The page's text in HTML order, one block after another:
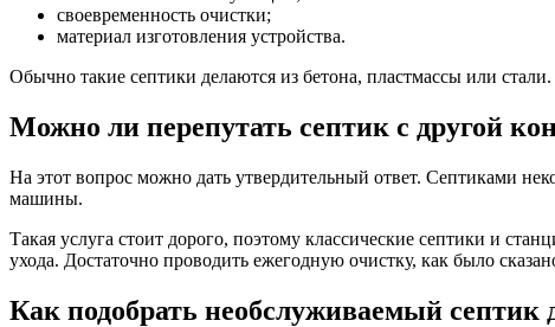
своевременность очистки;
материал изготовления устройства.
Обычно такие септики делаются из бетона, пластмассы или стали.
Можно ли перепутать септик с другой
На этот вопрос можно дать утвердительный ответ. Септиками
машины.
Такая услуга стоит дорого, поэтому классические септики и
ухода. Достаточно проводить ежегодную очистку, как было
Как подобрать необслуживаемый септик